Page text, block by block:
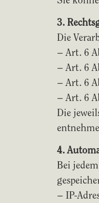
3.
Die
– Art. 6
– Art. 6
– Art. 6
– Art. 6
Die
4.
Bei
– IP-